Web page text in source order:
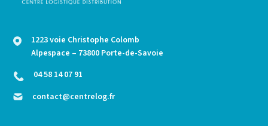
1223 voie Christophe Colomb
Alpespace – 73800 Porte-de-Savoie
04 58 14 07 91
contact@centrelog.fr